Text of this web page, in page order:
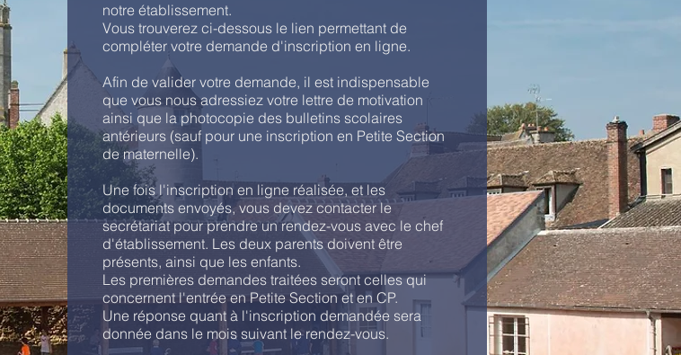
notre établissement.
Vous trouverez ci-dessous le lien permettant de
compléter votre demande d'inscription en ligne.
Afin de valider votre demande, il est indispensable
que vous nous adressiez votre lettre de motivation
ainsi que la photocopie des bulletins scolaires
antérieurs (sauf pour une inscription en Petite Section
de maternelle).
Une fois l'inscription en ligne réalisée, et les
documents envoyés, vous devez contacter le
secrétariat pour prendre un rendez-vous avec le chef
d'établissement. Les deux parents doivent être
présents, ainsi que les enfants.
Les premières demandes traitées seront celles qui
concernent l'entrée en Petite Section et en CP.
Une réponse quant à l'inscription demandée sera
donnée dans le mois suivant le rendez-vous.